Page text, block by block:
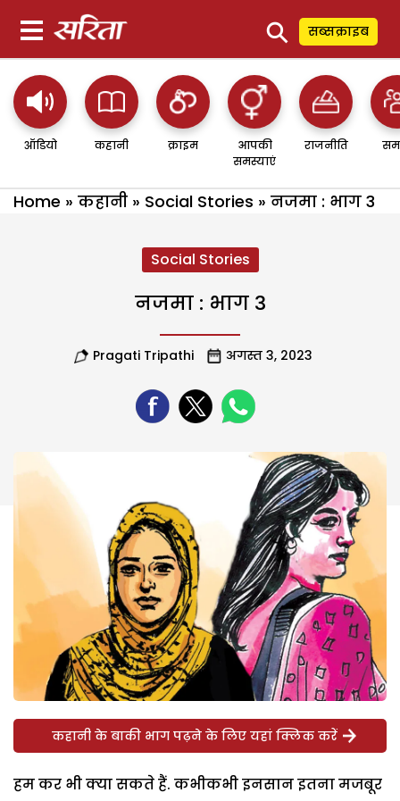
⚲ सब्सक्राइब
ऑडियो कहानी क्राइम
आपकी
समस्याएं
राजनीति
Home » कहानी » Social Stories » नजमा : भाग 3
Social Stories
नजमा : भाग 3
Pragati Tripathi अगस्त 3, 2023
कहानी के बाकी भाग पढ़ने के लिए यहां क्लिक करें
हम कर भी क्या सकते हैं. कभीकभी इनसान इतना मजबूर